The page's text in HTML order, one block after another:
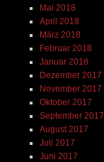
Mai 2018
April 2018
März 2018
Februar 2018
Januar 2018
Dezember 2017
November 2017
Oktober 2017
September 2017
August 2017
Juli 2017
Juni 2017